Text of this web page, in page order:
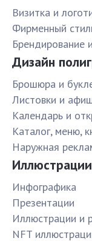
Визитка и
Фирменный
Брендирование
Дизайн
Брошюра и
Листовки и
Календарь и
Каталог, меню,
Наружная
Инфографика
Презентации
Иллюстрации и
NFT